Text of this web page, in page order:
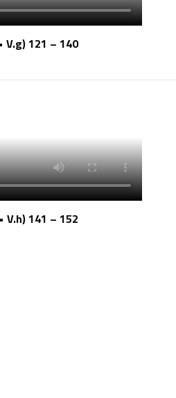
• V.g) 121 – 140
• V.h) 141 – 152